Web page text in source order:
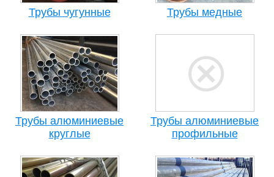
Трубы чугунные Трубы медные
Трубы алюминиевые
круглые
Трубы алюминиевые
профильные